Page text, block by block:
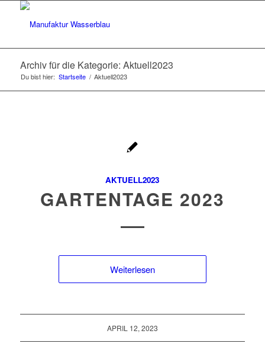
Archiv für die Kategorie: Aktuell2023
Du bist hier: Startseite / Aktuell2023
AKTUELL2023
GARTENTAGE 2023
Weiterlesen
APRIL 12, 2023